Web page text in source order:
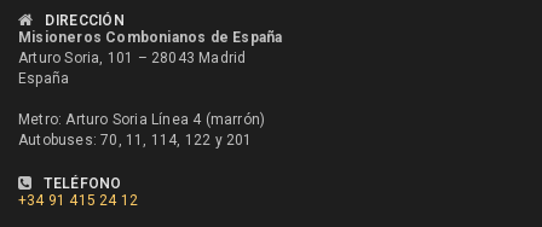
DIRECCIÓN
Misioneros Combonianos de España
Arturo Soria, 101 – 28043 Madrid
España
Metro: Arturo Soria Línea 4 (marrón)
Autobuses: 70, 11, 114, 122 y 201
TELÉFONO
+34 91 415 24 12